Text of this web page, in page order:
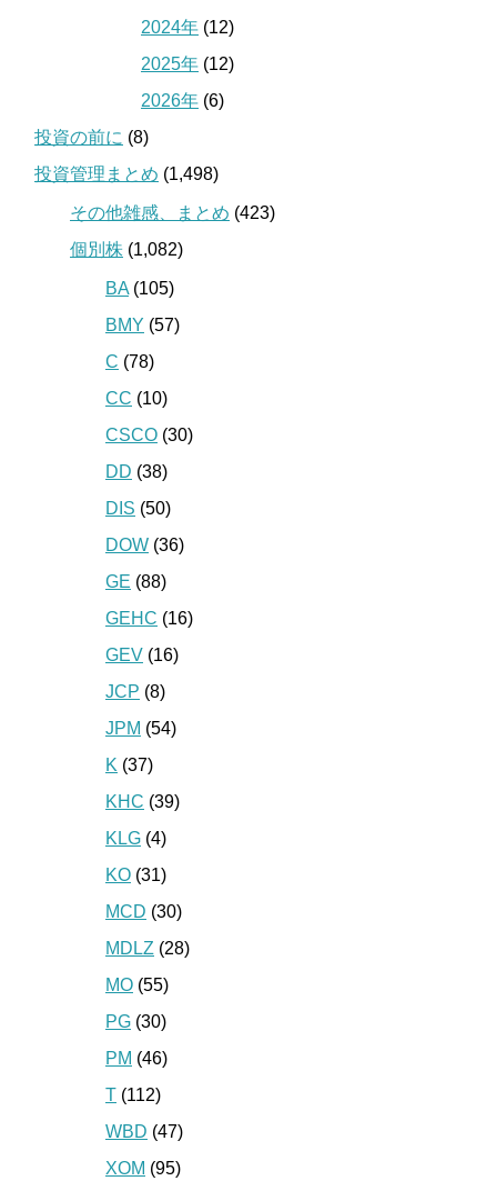
2024年 (12)
2025年 (12)
2026年 (6)
投資の前に (8)
投資管理まとめ (1,498)
その他雑感、まとめ (423)
個別株 (1,082)
BA (105)
BMY (57)
C (78)
CC (10)
CSCO (30)
DD (38)
DIS (50)
DOW (36)
GE (88)
GEHC (16)
GEV (16)
JCP (8)
JPM (54)
K (37)
KHC (39)
KLG (4)
KO (31)
MCD (30)
MDLZ (28)
MO (55)
PG (30)
PM (46)
T (112)
WBD (47)
XOM (95)